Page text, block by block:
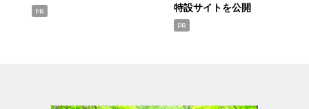
PR
特設サイトを公開
PR